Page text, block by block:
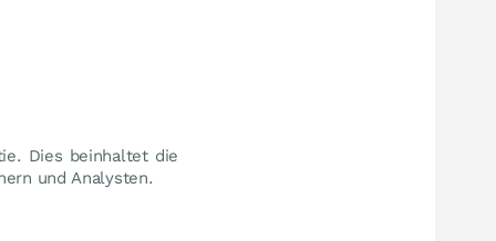
Dies beinhaltet die
und Analysten.